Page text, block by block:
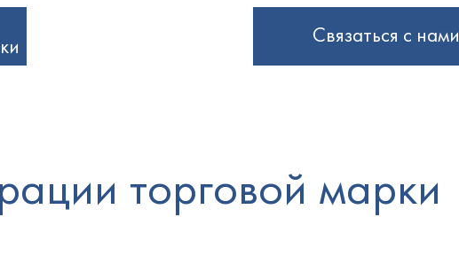
Связаться с нами
торговой марки